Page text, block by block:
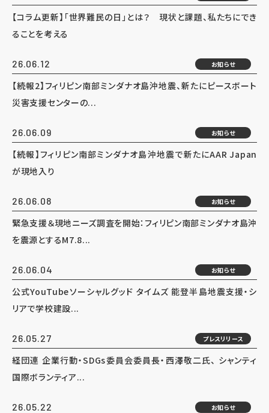
【コラム更新】「世界難民の日」とは？ 現状と課題、私たちにでき
ることを考える
26.06.12 お知らせ
【続報2】フィリピン南部ミンダナオ島沖地震、新たにピースボート
災害支援センターの...
26.06.09 お知らせ
【続報】フィリピン南部ミンダナオ島沖地震で新たにAAR Japan
が現地入り
26.06.08 お知らせ
緊急支援＆現地ニーズ調査を開始：フィリピン南部ミンダナオ島沖
を震源とするM7.8...
26.06.04 お知らせ
公式YouTubeソーシャルグッド タイムズ 能登半島地震支援・シ
リアで学校建設...
26.05.27 プレスリリース
経団連 企業行動・SDGs委員会委員長・西澤敬二氏、 シャンティ
国際ボランティア...
26.05.22 お知らせ